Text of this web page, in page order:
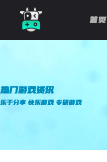
首页
热门游戏资讯
乐于分享 快乐游戏 专研游戏